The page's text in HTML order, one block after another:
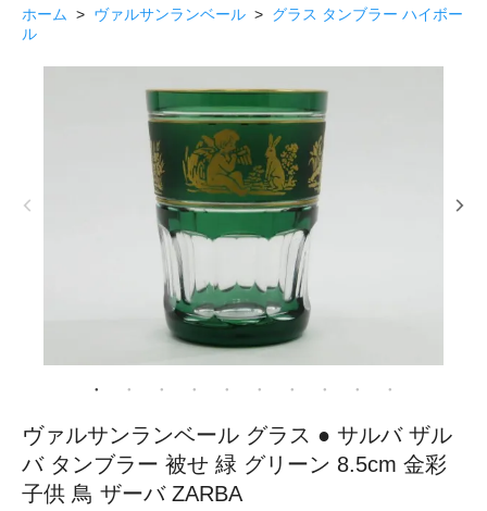
ホーム > ヴァルサンランベール > グラス タンブラー ハイボー
ル
ヴァルサンランベール グラス ● サルバ ザル
バ タンブラー 被せ 緑 グリーン 8.5cm 金彩
子供 鳥 ザーバ ZARBA